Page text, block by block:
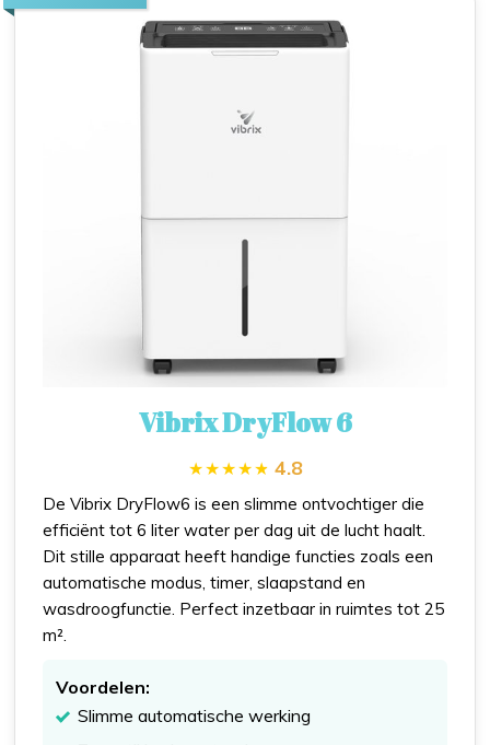
Vibrix DryFlow 6
4.8
De Vibrix DryFlow6 is een slimme ontvochtiger die
efficiënt tot 6 liter water per dag uit de lucht haalt.
Dit stille apparaat heeft handige functies zoals een
automatische modus, timer, slaapstand en
wasdroogfunctie. Perfect inzetbaar in ruimtes tot 25
m².
Voordelen:
Slimme automatische werking